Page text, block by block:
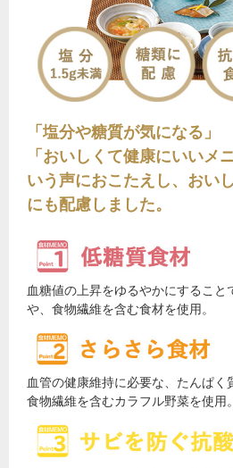
「塩分や糖質が気になる」
「おいしくて健康にいいメ
いう声におこたえし、おい
にも配慮しました。
血糖値の上昇をゆるやかにするこ
や、食物繊維を含む食材を使用。
血管の健康維持に必要な、たんぱく
食物繊維を含むカラフル野菜を使用。